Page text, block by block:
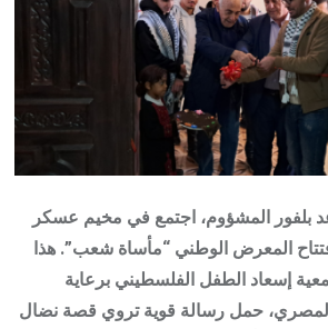
الـ107 لوعد بلفور المشؤوم، اجتمع في مخيم عسكر
المعرض الوطني “مأساة شعب”. هذا
إسعاد الطفل الفلسطيني برعاية
حمل رسالة قوية تروي قصة نضال